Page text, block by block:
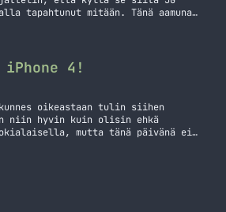
tapahtunut mitään. Tänä aamuna
paikallaan ja 3G tai HDSPA
900 ”jumissa” EDGE -verkossa
4!
oikeastaan tulin siihen
niin hyvin kuin olisin ehkä
mutta tänä päivänä ei
pieni kokeilu siitä voisinko
lukemista Heippa Lumia!